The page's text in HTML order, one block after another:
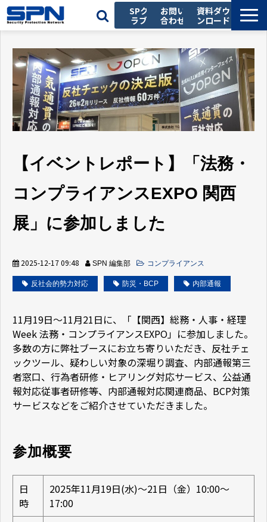
SPク
ラブ
お問い
合わせ
資料ダウ
ンロード
サービス一覧
導入事例
お役立ち記事
採用情報
【イベントレポート】「法務・
コンプライアンスEXPO 関西
展」に参加しました
2025-12-17 09:48 SPN 編集部 コンプライアンス
反社会的勢力対応 防災・BCP 内部通報
11月19日～11月21日に、「【関西】総務・人事・経理
Week 法務・コンプライアンスEXPO」に参加しました。
多数の方に弊社ブースにお立ち寄りいただき、反社チェ
ックツール、疑わしい対象の深堀り調査、内部通報第三
者窓口、行為者研修・ヒアリング対応サービス、公益通
報対応従事者研修等、内部通報対応関連商品、BCP対策
サービスなどをご紹介させていただきました。
参加概要
日
時
2025年11月19日(水)～21日（金）10:00～
17:00